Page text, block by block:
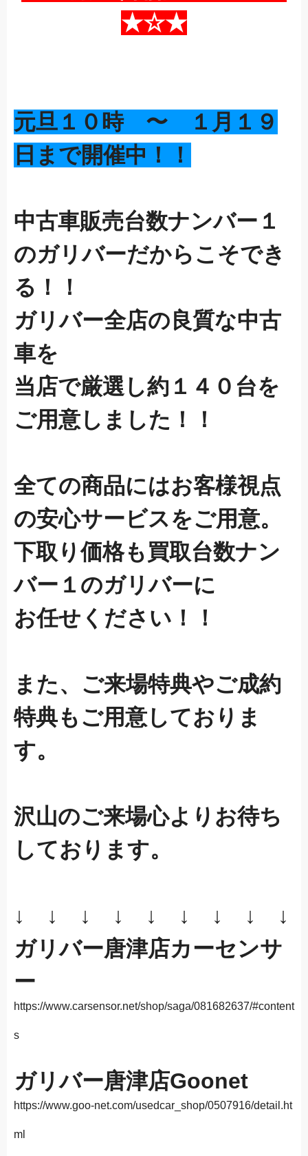
★☆★
元旦１０時 〜 １月１９
日まで開催中！！
中古車販売台数ナンバー１
のガリバーだからこそでき
る！！
ガリバー全店の良質な中古
車を
当店で厳選し約１４０台を
ご用意しました！！
全ての商品にはお客様視点
の安心サービスをご用意。
下取り価格も買取台数ナン
バー１のガリバーに
お任せください！！
また、ご来場特典やご成約
特典もご用意しておりま
す。
沢山のご来場心よりお待ち
しております。
↓ ↓ ↓ ↓ ↓ ↓
↓ ↓ ↓
ガリバー唐津店カーセンサ
ー
https://www.carsensor.net/shop/saga/081682637/#content
s
ガリバー唐津店Goonet
https://www.goo-net.com/usedcar_shop/0507916/detail.ht
ml